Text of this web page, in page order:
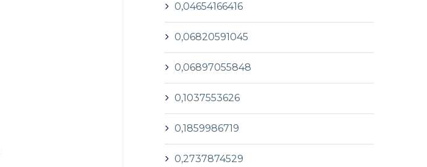
0,04654166416
0,06820591045
0,06897055848
0,1037553626
0,1859986719
0,2737874529